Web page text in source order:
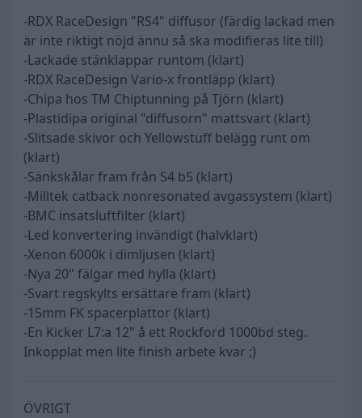
-RDX RaceDesign "RS4" diffusor (färdig lackad men
är inte riktigt nöjd ännu så ska modifieras lite till)
-Lackade stänklappar runtom (klart)
-RDX RaceDesign Vario-x frontläpp (klart)
-Chipa hos TM Chiptunning på Tjörn (klart)
-Plastidipa original "diffusorn" mattsvart (klart)
-Slitsade skivor och Yellowstuff belägg runt om
(klart)
-Sänkskålar fram från S4 b5 (klart)
-Milltek catback nonresonated avgassystem (klart)
-BMC insatsluftfilter (klart)
-Led konvertering invändigt (halvklart)
-Xenon 6000k i dimljusen (klart)
-Nya 20" fälgar med hylla (klart)
-Svart regskylts ersättare fram (klart)
-15mm FK spacerplattor (klart)
-En Kicker L7:a 12" å ett Rockford 1000bd steg.
Inkopplat men lite finish arbete kvar ;)
ÖVRIGT